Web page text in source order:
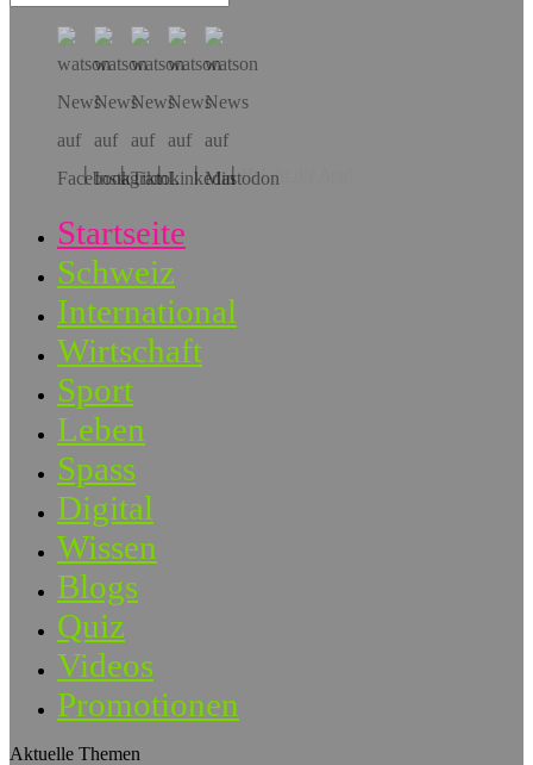
Hol dir die App!
Startseite
Schweiz
International
Wirtschaft
Sport
Leben
Spass
Digital
Wissen
Blogs
Quiz
Videos
Promotionen
Aktuelle Themen